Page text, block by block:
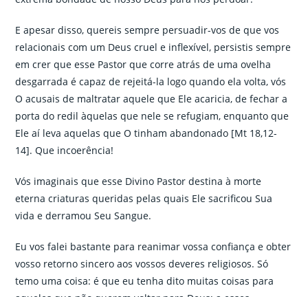
E apesar disso, quereis sempre persuadir-vos de que vos
relacionais com um Deus cruel e inflexível, persistis sempre
em crer que esse Pastor que corre atrás de uma ovelha
desgarrada é capaz de rejeitá-la logo quando ela volta, vós
O acusais de maltratar aquele que Ele acaricia, de fechar a
porta do redil àquelas que nele se refugiam, enquanto que
Ele aí leva aquelas que O tinham abandonado [Mt 18,12-
14]. Que incoerência!
Vós imaginais que esse Divino Pastor destina à morte
eterna criaturas queridas pelas quais Ele sacrificou Sua
vida e derramou Seu Sangue.
Eu vos falei bastante para reanimar vossa confiança e obter
vosso retorno sincero aos vossos deveres religiosos. Só
temo uma coisa: é que eu tenha dito muitas coisas para